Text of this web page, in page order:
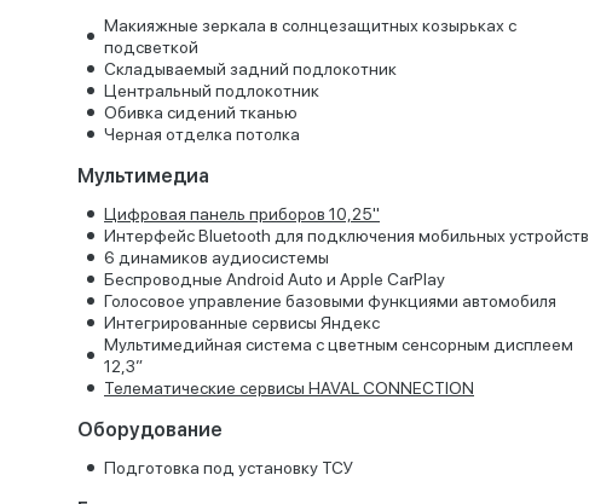
Макияжные зеркала в солнцезащитных козырьках с
подсветкой
Складываемый задний подлокотник
Центральный подлокотник
Обивка сидений тканью
Черная отделка потолка
Мультимедиа
Цифровая панель приборов 10,25"
Интерфейс Bluetooth для подключения мобильных устройств
6 динамиков аудиосистемы
Беспроводные Android Auto и Apple CarPlay
Голосовое управление базовыми функциями автомобиля
Интегрированные сервисы Яндекс
Мультимедийная система с цветным сенсорным дисплеем
12,3”
Телематические сервисы HAVAL CONNECTION
Оборудование
Подготовка под установку ТСУ